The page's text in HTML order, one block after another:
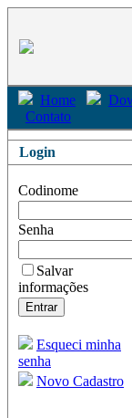
Home
Contato
Login
Codinome
Senha
Salvar
informações
Esqueci minha
senha
Novo Cadastro